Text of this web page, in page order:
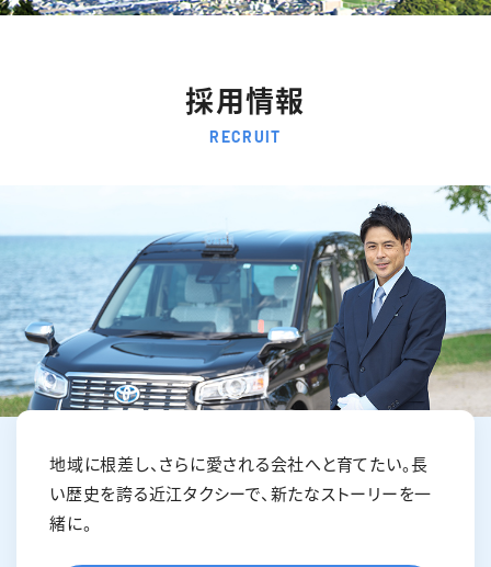
採用情報
RECRUIT
地域に根差し、さらに愛される会社へと育てたい。長
い歴史を誇る近江タクシーで、新たなストーリーを一
緒に。